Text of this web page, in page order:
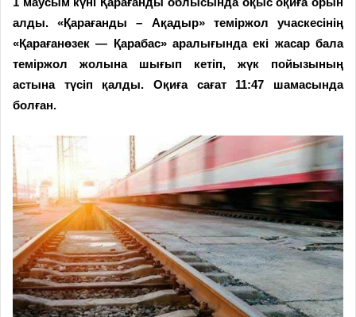
алды. «Қарағанды – Ақадыр» теміржол учаскесінің
«Қарағанөзек — Қарабас» аралығында екі жасар бала
теміржол жолына шығып кетіп, жүк пойызының
астына түсіп қалды. Оқиға сағат 11:47 шамасында
болған.